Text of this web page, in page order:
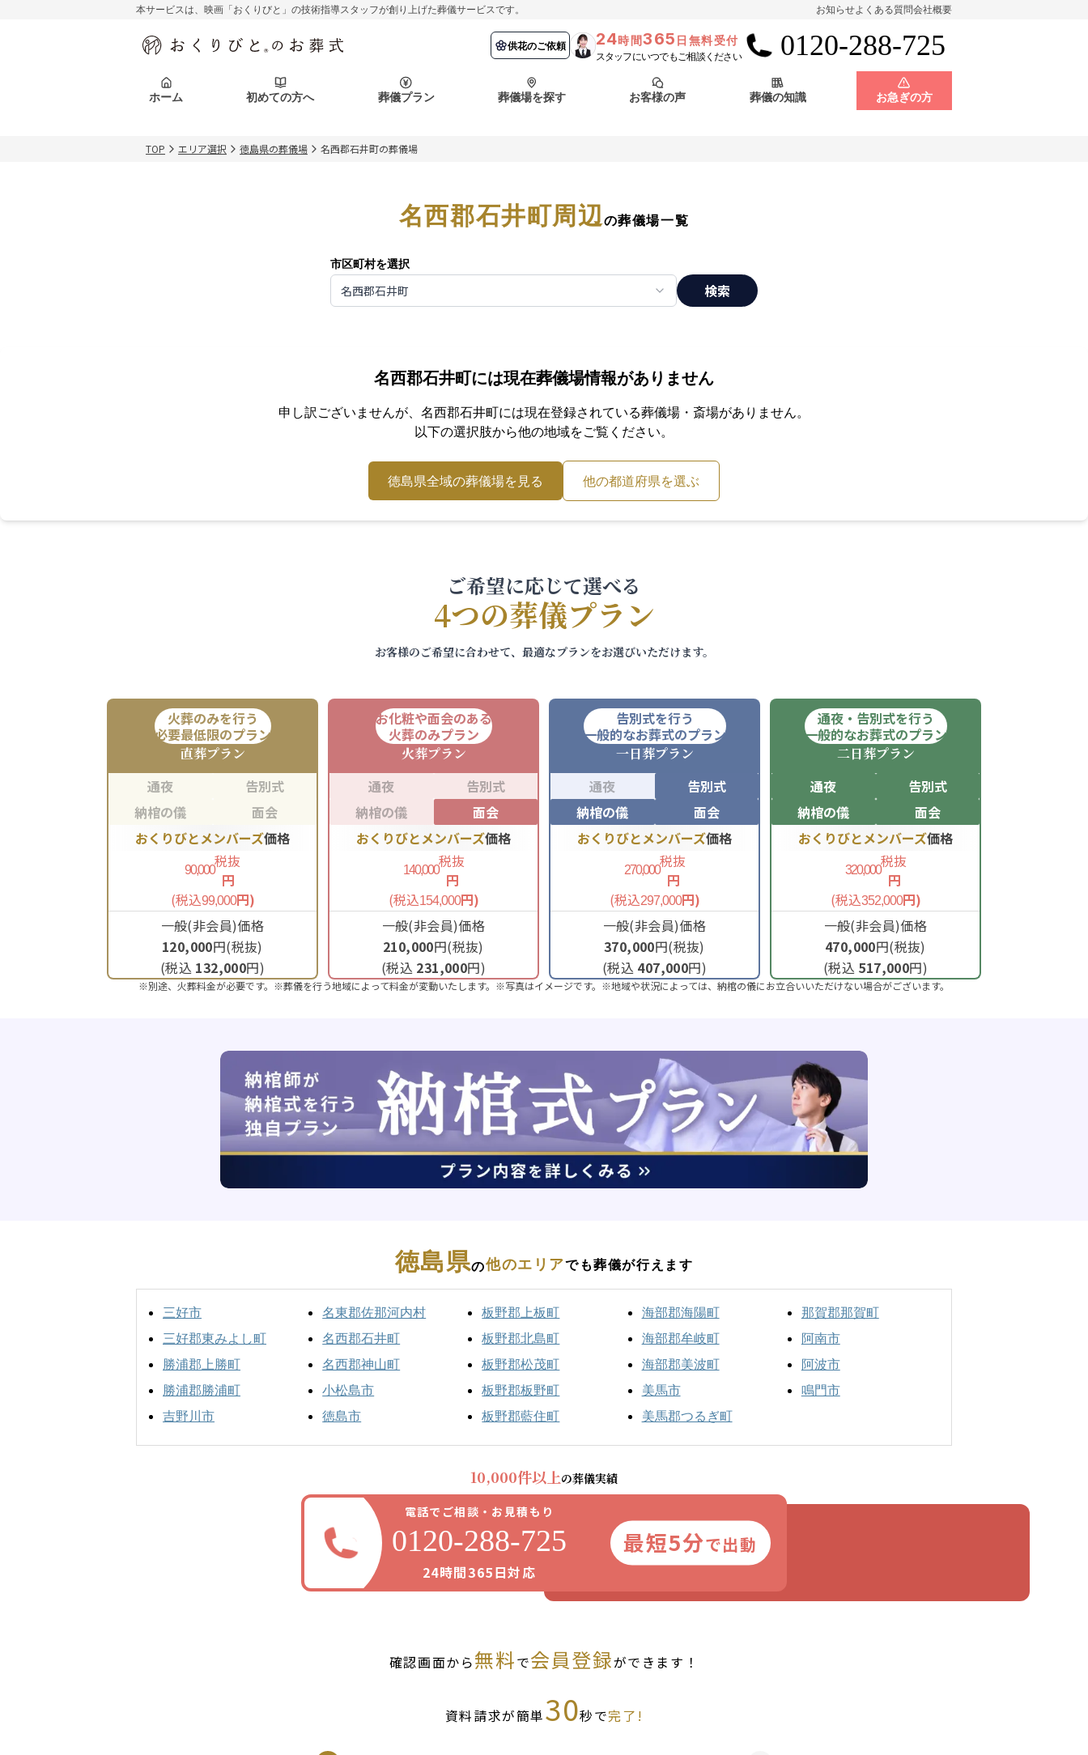
本サービスは、映画「おくりびと」の技術指導スタッフが創り上げた葬儀サービスです。 お知らせよくある質問会社概要
供花のご依頼 24時間365 日無料受付
スタッフにいつでもご相談ください 0120-288-725
ホーム 初めての方へ
初めての方へ 初めての方へ
葬儀プラン 葬儀場を探す
関東エリア 東京都
函館市
お客様の声
お客様の声 ご葬儀事例
葬儀の知識
葬儀の知識 葬儀の知識
お急ぎの方
初めての方へ 初めての方へ 納棺の儀とは？ 葬儀の流れ 会員制度
会社を知る
関東エリア 東京都 埼玉県 千葉県 神奈川県
北海道エリア 札幌市
お客様の声 ご葬儀事例 お客様の声 よくある質問
葬儀の知識 葬儀の知識 供花のご依頼
TOP エリア選択 徳島県の葬儀場 名西郡石井町の葬儀場
名西郡石井町周辺 の葬儀場一覧
市区町村を選択
名西郡石井町 検索
名西郡石井町には現在葬儀場情報がありません
申し訳ございませんが、 名西郡石井町には現在登録されている葬儀場・斎場がありません。
以下の選択肢から他の地域をご覧ください。
徳島県全域の葬儀場を見る 他の都道府県を選ぶ
ご希望に応じて選べる
4つの葬儀プラン
お客様のご希望に合わせて、最適なプランをお選びいただけます。
火葬のみを行う
必要最低限のプラン
直葬プラン
通夜
告別式
納棺の儀
面会
おくりびとメンバーズ価格
90,000税抜
円
(税込99,000円)
一般(非会員)価格
120,000円(税抜)
(税込 132,000円)
お化粧や面会のある
火葬のみプラン
火葬プラン
通夜
告別式
納棺の儀
面会
おくりびとメンバーズ価格
140,000税抜
円
(税込154,000円)
一般(非会員)価格
210,000円(税抜)
(税込 231,000円)
告別式を行う
一般的なお葬式のプラン
一日葬プラン
通夜
告別式
納棺の儀
面会
おくりびとメンバーズ価格
270,000税抜
円
(税込297,000円)
一般(非会員)価格
370,000円(税抜)
(税込 407,000円)
通夜・告別式を行う
一般的なお葬式のプラン
二日葬プラン
通夜
告別式
納棺の儀
面会
おくりびとメンバーズ価格
320,000税抜
円
(税込352,000円)
一般(非会員)価格
470,000円(税抜)
(税込 517,000円)
※別途、火葬料金が必要です。※葬儀を行う地域によって料金が変動いたします。※写真はイメージです。※地域や状況によっては、納棺の儀にお立合いいただけない場合がございます。
徳島県の他のエリアでも葬儀が行えます
三好市
三好郡東みよし町
勝浦郡上勝町
勝浦郡勝浦町
吉野川市
名東郡佐那河内村
名西郡石井町
名西郡神山町
小松島市
徳島市
板野郡上板町
板野郡北島町
板野郡松茂町
板野郡板野町
板野郡藍住町
海部郡海陽町
海部郡牟岐町
海部郡美波町
美馬市
美馬郡つるぎ町
那賀郡那賀町
阿南市
阿波市
鳴門市
10,000件以上の葬儀実績
電話でご相談・お見積もり
0120-288-725
24時間365日対応
最短5分で出動
確認画面から無料で会員登録ができます！
資料請求が簡単30秒で完了!